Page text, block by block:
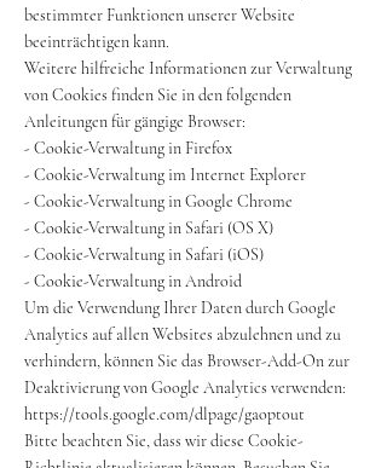
bestimmter Funktionen unserer Website
beeinträchtigen kann.
Weitere hilfreiche Informationen zur Verwaltung
von Cookies finden Sie in den folgenden
Anleitungen für gängige Browser:
- Cookie-Verwaltung in Firefox
- Cookie-Verwaltung im Internet Explorer
- Cookie-Verwaltung in Google Chrome
- Cookie-Verwaltung in Safari (OS X)
- Cookie-Verwaltung in Safari (iOS)
- Cookie-Verwaltung in Android
Um die Verwendung Ihrer Daten durch Google
Analytics auf allen Websites abzulehnen und zu
verhindern, können Sie das Browser-Add-On zur
Deaktivierung von Google Analytics verwenden:
https://tools.google.com/dlpage/gaoptout
Bitte beachten Sie, dass wir diese Cookie-